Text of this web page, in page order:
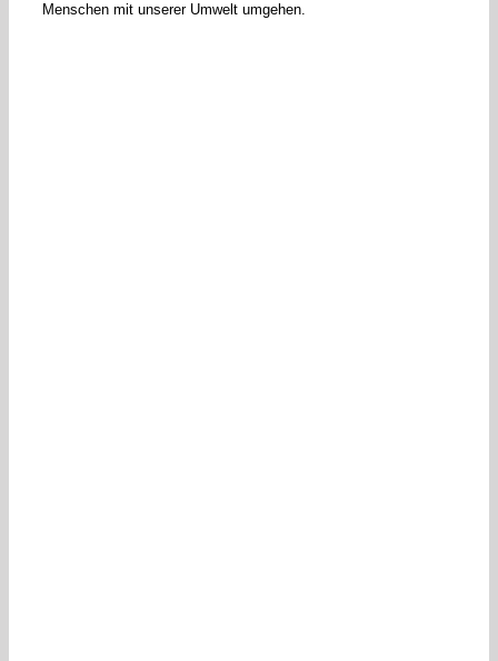
Menschen mit unserer Umwelt umgehen.